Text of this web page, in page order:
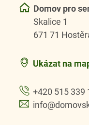
Domov pro
Skalice 1
671 71
Ukázat na
+420 515 339